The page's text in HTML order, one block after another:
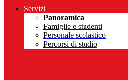
Servizi
Panoramica
Famiglie e studenti
Personale scolastico
Percorsi di studio